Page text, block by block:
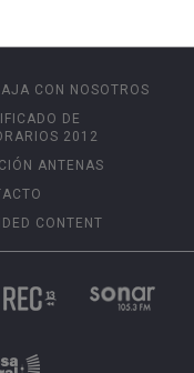
CON NOSOTROS
DE
2012
ANTENAS
CONTENT